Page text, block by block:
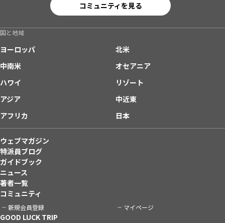
コミュニティを見る
国と地域
ヨーロッパ
北米
中南米
オセアニア
ハワイ
リゾート
アジア
中近東
アフリカ
日本
ウェブマガジン
特派員ブログ
ガイドブック
ニュース
著者一覧
コミュニティ
新規会員登録 マイページ
GOOD LUCK TRIP